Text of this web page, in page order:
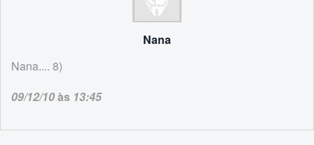
Nana
Nana.... 8)
09/12/10às 13:45